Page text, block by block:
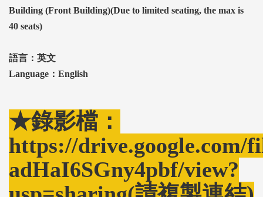
Building (Front Building)(Due to limited seating, the max is
40 seats)
語言：英文
Language：English
★錄影檔：
https://drive.google.com/
adHaI6SGny4pbf/view?